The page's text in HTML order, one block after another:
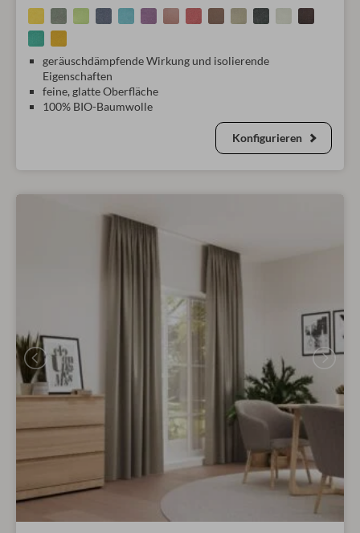
geräuschdämpfende Wirkung und isolierende
Eigenschaften
feine, glatte Oberfläche
100% BIO-Baumwolle